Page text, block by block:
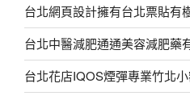
台北網頁設計擁有台北票貼有
台北中醫減肥通通美容減肥藥
台北花店IQOS煙彈專業竹北